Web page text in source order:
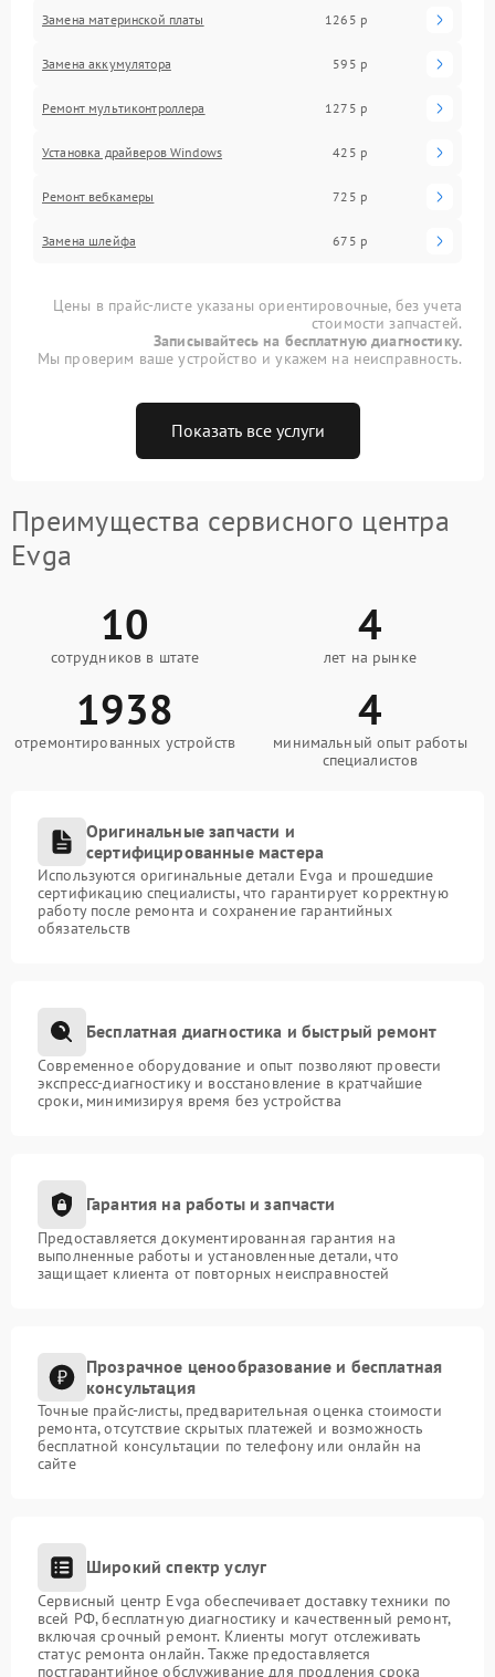
Замена материнской платы 1265 р
Замена аккумулятора 595 р
Ремонт мультиконтроллера 1275 р
Установка драйверов Windows 425 р
Ремонт вебкамеры 725 р
Замена шлейфа 675 р
Цены в прайс-листе указаны ориентировочные, без учета
стоимости запчастей.
Записывайтесь на бесплатную диагностику.
Мы проверим ваше устройство и укажем на неисправность.
Показать все услуги
Преимущества сервисного центра
Evga
10
сотрудников в штате
4
лет на рынке
1938
отремонтированных устройств
4
минимальный опыт работы
специалистов
Оригинальные запчасти и
сертифицированные мастера
Используются оригинальные детали Evga и прошедшие
сертификацию специалисты, что гарантирует корректную
работу после ремонта и сохранение гарантийных
обязательств
Бесплатная диагностика и быстрый ремонт
Современное оборудование и опыт позволяют провести
экспресс-диагностику и восстановление в кратчайшие
сроки, минимизируя время без устройства
Гарантия на работы и запчасти
Предоставляется документированная гарантия на
выполненные работы и установленные детали, что
защищает клиента от повторных неисправностей
Прозрачное ценообразование и бесплатная
консультация
Точные прайс-листы, предварительная оценка стоимости
ремонта, отсутствие скрытых платежей и возможность
бесплатной консультации по телефону или онлайн на
сайте
Широкий спектр услуг
Сервисный центр Evga обеспечивает доставку техники по
всей РФ, бесплатную диагностику и качественный ремонт,
включая срочный ремонт. Клиенты могут отслеживать
статус ремонта онлайн. Также предоставляется
постгарантийное обслуживание для продления срока